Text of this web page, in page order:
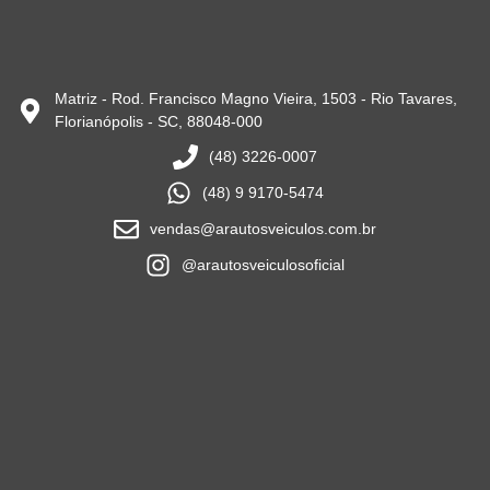
Matriz - Rod. Francisco Magno Vieira, 1503 - Rio Tavares,
Florianópolis - SC, 88048-000
(48) 3226-0007
(48) 9 9170-5474
vendas@arautosveiculos.com.br
@arautosveiculosoficial